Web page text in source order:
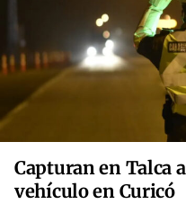
Capturan en Talca
vehículo en Curicó